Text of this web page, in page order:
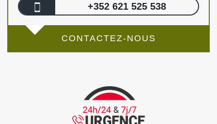
+352 621 525 538
CONTACTEZ-NOUS